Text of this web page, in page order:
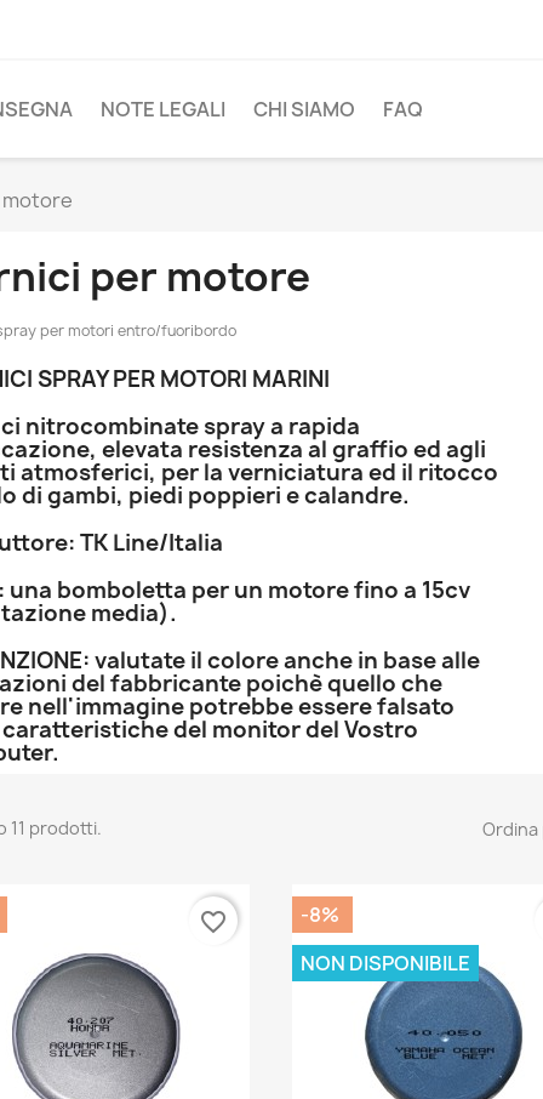
NOTE LEGALI CHI SIAMO FAQ
per motore
per motori entro/fuoribordo
SPRAY PER MOTORI MARINI
nitrocombinate spray a rapida
elevata resistenza al graffio ed agli
atmosferici, per la verniciatura ed il ritocco
di gambi, piedi poppieri e calandre.
TK Line/Italia
una bomboletta per un motore fino a 15cv
media).
valutate il colore anche in base alle
del fabbricante poichè quello che
nell'immagine potrebbe essere falsato
del monitor del Vostro
11 prodotti. Ordina
favorite_border
-8%
NON DISPONIBILE